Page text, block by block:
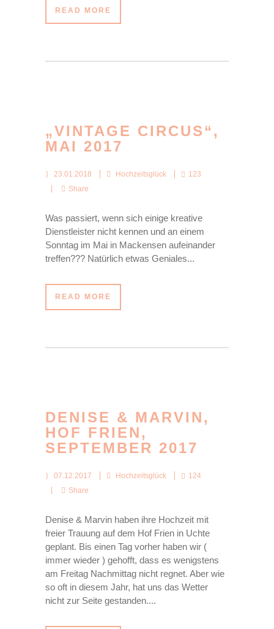
READ MORE
„VINTAGE CIRCUS“,
MAI 2017
23.01.2018 Hochzeitsglück
123
Share
Was passiert, wenn sich einige kreative
Dienstleister nicht kennen und an einem
Sonntag im Mai in Mackensen aufeinander
treffen??? Natürlich etwas Geniales...
READ MORE
DENISE & MARVIN,
HOF FRIEN,
SEPTEMBER 2017
07.12.2017 Hochzeitsglück
124
Share
Denise & Marvin haben ihre Hochzeit mit
freier Trauung auf dem Hof Frien in Uchte
geplant. Bis einen Tag vorher haben wir (
immer wieder ) gehofft, dass es wenigstens
am Freitag Nachmittag nicht regnet. Aber wie
so oft in diesem Jahr, hat uns das Wetter
nicht zur Seite gestanden....